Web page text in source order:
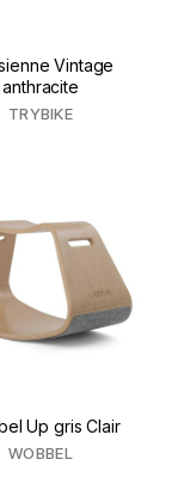
Vintage
anthracite
TRYBIKE
Up gris Clair
WOBBEL